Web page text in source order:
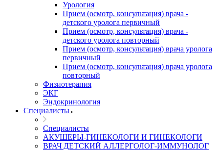
Урология
Прием (осмотр, консультация) врача -
детского уролога первичный
Прием (осмотр, консультация) врача -
детского уролога повторный
Прием (осмотр, консультация) врача уролога
первичный
Прием (осмотр, консультация) врача уролога
повторный
Физиотерапия
ЭКГ
Эндокринология
Специалисты
Специалисты
АКУШЕРЫ-ГИНЕКОЛОГИ И ГИНЕКОЛОГИ
ВРАЧ ДЕТСКИЙ АЛЛЕРГОЛОГ-ИММУНОЛОГ